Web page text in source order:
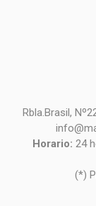
Rbla.Brasil,
Horario: 24
(*)